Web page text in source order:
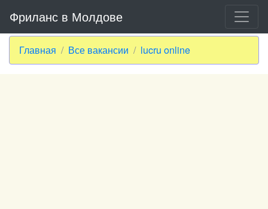
Фриланс в Молдове
Главная Все вакансии lucru online